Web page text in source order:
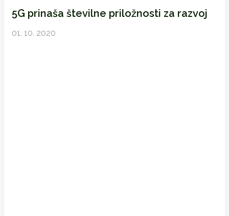
5G prinaša številne priložnosti za razvoj
01. 10. 2020